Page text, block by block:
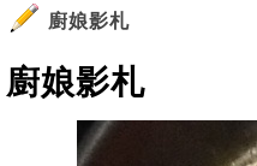
廚娘影札
廚娘影札